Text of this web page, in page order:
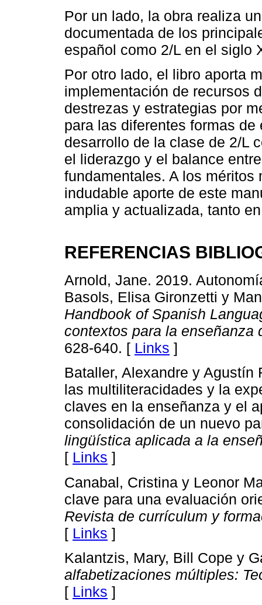
Por un lado, la obra realiza
documentada de los
español como 2/L en el siglo
Por otro lado, el libro aporta
implementación de recursos
destrezas y estrategias por
para las diferentes formas
desarrollo de la clase de 2/L
el liderazgo y el balance
fundamentales. A los
indudable aporte de este
amplia y actualizada, tanto
REFERENCIAS
Arnold, Jane. 2019.
Basols, Elisa Gironzetti y
Handbook of Spanish
contextos para la enseñanza
628-640. [ Links ]
Bataller, Alexandre y Agustín
las multiliteracidades y la
claves en la enseñanza y el
consolidación de un nuevo
lingüística aplicada a la
[ Links ]
Canabal, Cristina y Leonor
clave para una evaluación
Revista de currículum y
[ Links ]
Kalantzis, Mary, Bill Cope y
alfabetizaciones múltiples:
[ Links ]